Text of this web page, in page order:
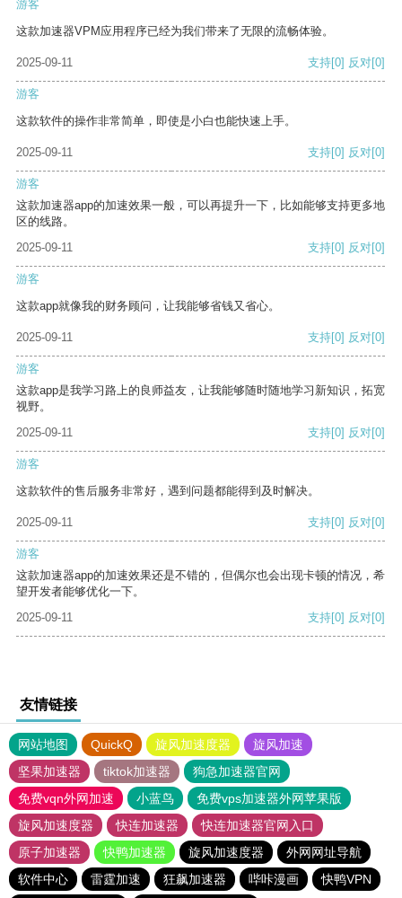
游客
这款加速器VPM应用程序已经为我们带来了无限的流畅体验。
2025-09-11 支持[0] 反对[0]
游客
这款软件的操作非常简单，即使是小白也能快速上手。
2025-09-11 支持[0] 反对[0]
游客
这款加速器app的加速效果一般，可以再提升一下，比如能够支持更多地
区的线路。
2025-09-11
支持[0] 反对[0]
游客
这款app就像我的财务顾问，让我能够省钱又省心。
2025-09-11 支持[0] 反对[0]
游客
这款app是我学习路上的良师益友，让我能够随时随地学习新知识，拓宽
视野。
2025-09-11
支持[0] 反对[0]
游客
这款软件的售后服务非常好，遇到问题都能得到及时解决。
2025-09-11 支持[0] 反对[0]
游客
这款加速器app的加速效果还是不错的，但偶尔也会出现卡顿的情况，希
望开发者能够优化一下。
2025-09-11
支持[0] 反对[0]
友情链接
网站地图 QuickQ 旋风加速度器
旋风加速
坚果加速器
tiktok加速器
狗急加速器官网
免费vqn外网加速
小蓝鸟
免费vps加速器外网苹果版
旋风加速度器
快连加速器
快连加速器官网入口
原子加速器
快鸭加速器 旋风加速度器
外网网址导航
软件中心
雷霆加速 狂飙加速器 哔咔漫画
快鸭VPN